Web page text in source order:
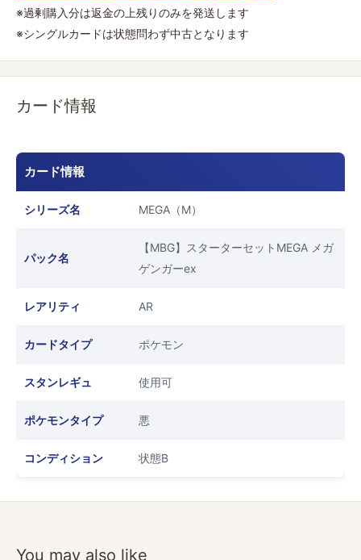
※過剰購入分は返金の上残りのみを発送します
※シングルカードは状態問わず中古となります
カード情報
カード情報
シリーズ名 MEGA（M）
パック名
【MBG】スターターセットMEGA メガ
ゲンガーex
レアリティ AR
カードタイプ ポケモン
スタンレギュ 使用可
ポケモンタイプ 悪
コンディション 状態B
You may also like